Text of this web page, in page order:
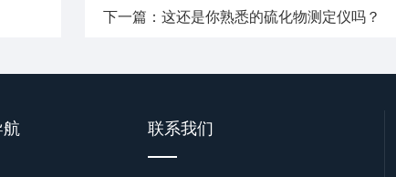
下一篇： 这还是你熟悉的硫化物测定仪吗？
航 联系我们